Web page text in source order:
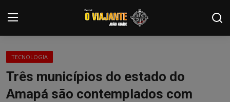
Login
TECNOLOGIA
Três municípios do estado do
Amapá são contemplados com